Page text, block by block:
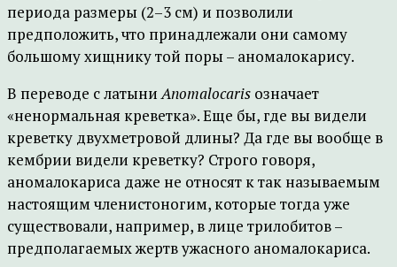
периода размеры (2–3 см) и позволили
предположить, что принадлежали они самому
большому хищнику той поры – аномалокарису.
В переводе с латыниAnomalocaris означает
«ненормальная креветка». Еще бы, где вы видели
креветку двухметровой длины? Да где вы вообще в
кембрии видели креветку? Строго говоря,
аномалокариса даже не относят к так называемым
настоящим членистоногим, которые тогда уже
существовали, например, в лице трилобитов –
предполагаемых жертв ужасного аномалокариса.